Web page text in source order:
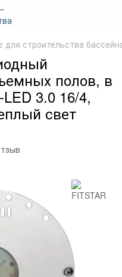
для строительства
полов, в
3.0 16/4,
свет